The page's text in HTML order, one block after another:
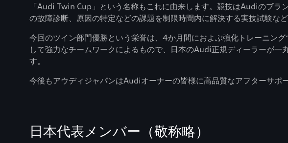
「Audi Twin Cup」という名称もこれに由来します。競技はAudiのブ
の故障診断、原因の特定などの課題を制限時間内に解決する実技試験な
今回のツイン部門優勝という栄誉は、4か月間におよぶ強化トレーニン
して強力なチームワークによるもので、日本のAudi正規ディーラーが
す。
今後もアウディジャパンはAudiオーナーの皆様に高品質なアフターサポ
日本代表メンバー（敬称略）